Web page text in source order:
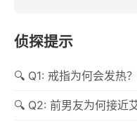
侦探提示
Q1: 戒指为何会发热
Q2: 前男友为何接近